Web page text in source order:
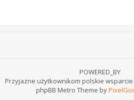
POWERED_BY
Przyjazne użytkownikom polskie wsparcie
phpBB Metro Theme by